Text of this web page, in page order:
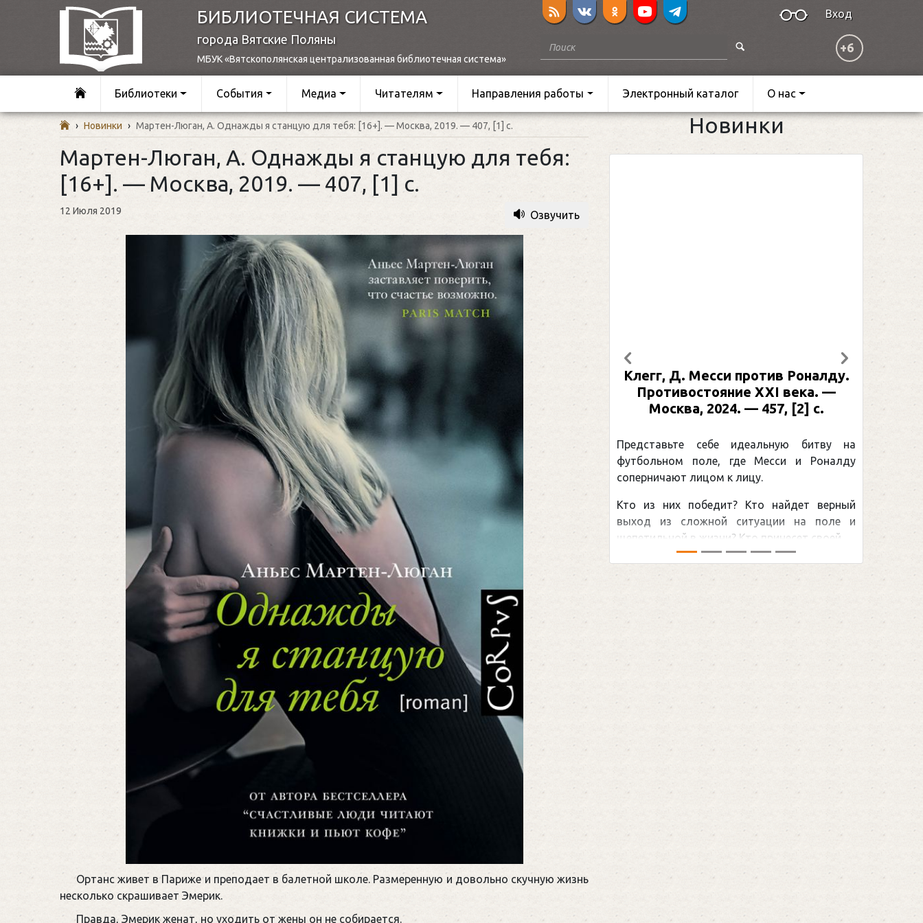
БИБЛИОТЕЧНАЯ СИСТЕМА
города Вятские Поляны
МБУК «Вятскополянская централизованная библиотечная система»
Вход
+6
Библиотеки События Медиа Читателям Направления работы Электронный каталог О нас
› Новинки › Мартен-Люган, А. Однажды я станцую для тебя: [16+]. — Москва, 2019. — 407, [1] с.
Мартен-Люган, А. Однажды я станцую для тебя:
[16+]. — Москва, 2019. — 407, [1] с.
12 Июля 2019 Озвучить
Ортанс живет в Париже и преподает в балетной школе. Размеренную и довольно скучную жизнь
несколько скрашивает Эмерик.
Правда, Эмерик женат, но уходить от жены он не собирается.
Новинки
Клегг, Д. Месси против Роналду.
Противостояние XXI века. —
Москва, 2024. — 457, [2] с.
Представьте себе идеальную битву на
футбольном поле, где Месси и Роналду
соперничают лицом к лицу.
Кто из них победит? Кто найдет верный
выход из сложной ситуации на поле и
щепетильной в жизни? Кто принесет своей ...
Предыдущий Следующий